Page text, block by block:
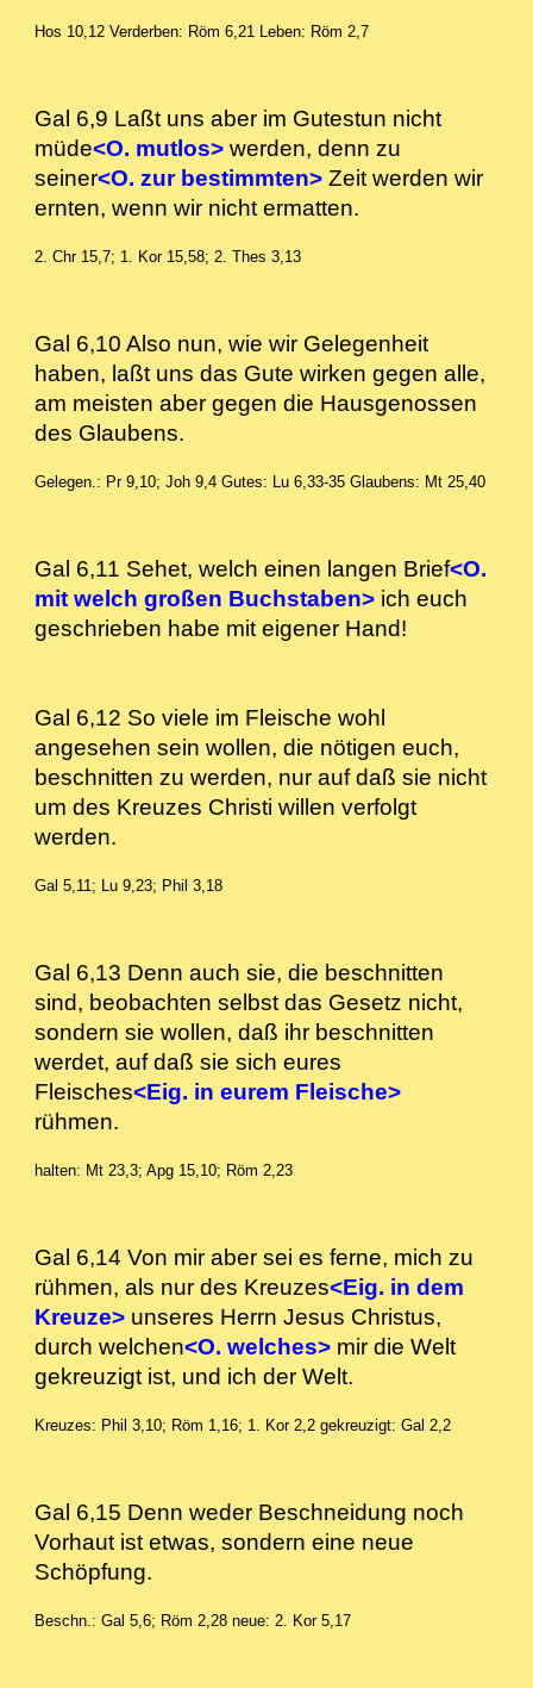
Hos 10,12 Verderben: Röm 6,21 Leben: Röm 2,7
Gal 6,9 Laßt uns aber im Gutestun nicht
müde<O. mutlos> werden, denn zu
seiner<O. zur bestimmten> Zeit werden wir
ernten, wenn wir nicht ermatten.
2. Chr 15,7; 1. Kor 15,58; 2. Thes 3,13
Gal 6,10 Also nun, wie wir Gelegenheit
haben, laßt uns das Gute wirken gegen alle,
am meisten aber gegen die Hausgenossen
des Glaubens.
Gelegen.: Pr 9,10; Joh 9,4 Gutes: Lu 6,33-35 Glaubens: Mt 25,40
Gal 6,11 Sehet, welch einen langen Brief<O.
mit welch großen Buchstaben> ich euch
geschrieben habe mit eigener Hand!
Gal 6,12 So viele im Fleische wohl
angesehen sein wollen, die nötigen euch,
beschnitten zu werden, nur auf daß sie nicht
um des Kreuzes Christi willen verfolgt
werden.
Gal 5,11; Lu 9,23; Phil 3,18
Gal 6,13 Denn auch sie, die beschnitten
sind, beobachten selbst das Gesetz nicht,
sondern sie wollen, daß ihr beschnitten
werdet, auf daß sie sich eures
Fleisches<Eig. in eurem Fleische>
rühmen.
halten: Mt 23,3; Apg 15,10; Röm 2,23
Gal 6,14 Von mir aber sei es ferne, mich zu
rühmen, als nur des Kreuzes<Eig. in dem
Kreuze> unseres Herrn Jesus Christus,
durch welchen<O. welches> mir die Welt
gekreuzigt ist, und ich der Welt.
Kreuzes: Phil 3,10; Röm 1,16; 1. Kor 2,2 gekreuzigt: Gal 2,2
Gal 6,15 Denn weder Beschneidung noch
Vorhaut ist etwas, sondern eine neue
Schöpfung.
Beschn.: Gal 5,6; Röm 2,28 neue: 2. Kor 5,17